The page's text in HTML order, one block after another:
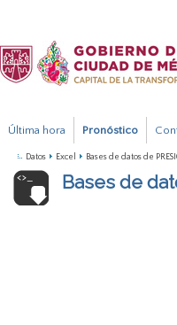
Última hora Pronóstico
Datos Excel Bases de datos de
Bases de